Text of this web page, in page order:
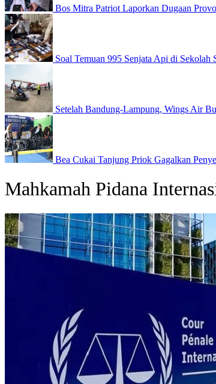
Bos Mitra Patriot Laporkan Dugaan
Soal Temuan 995 Senjata Api di
Setelah Bandung-Lampung, Wings Air
Bea Cukai Tanjung Priok Gagalkan
Mahkamah Pidana